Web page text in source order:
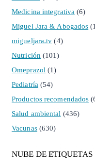
Medicina integrativa (6)
Miguel Jara & Abogados
migueljara.tv (4)
Nutrición (101)
Omeprazol (1)
Pediatría (54)
Productos recomendados
Salud ambiental (436)
Vacunas(630)
NUBE DE ETIQUETAS